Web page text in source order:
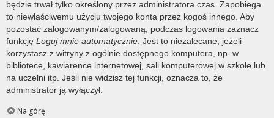
będzie trwał tylko określony przez administratora czas. Zapobiega
to niewłaściwemu użyciu twojego konta przez kogoś innego. Aby
pozostać zalogowanym/zalogowaną, podczas logowania zaznacz
funkcję Loguj mnie automatycznie . Jest to niezalecane, jeżeli
korzystasz z witryny z ogólnie dostępnego komputera, np. w
bibliotece, kawiarence internetowej, sali komputerowej w szkole lub
na uczelni itp. Jeśli nie widzisz tej funkcji, oznacza to, że
administrator ją wyłączył.
Na górę